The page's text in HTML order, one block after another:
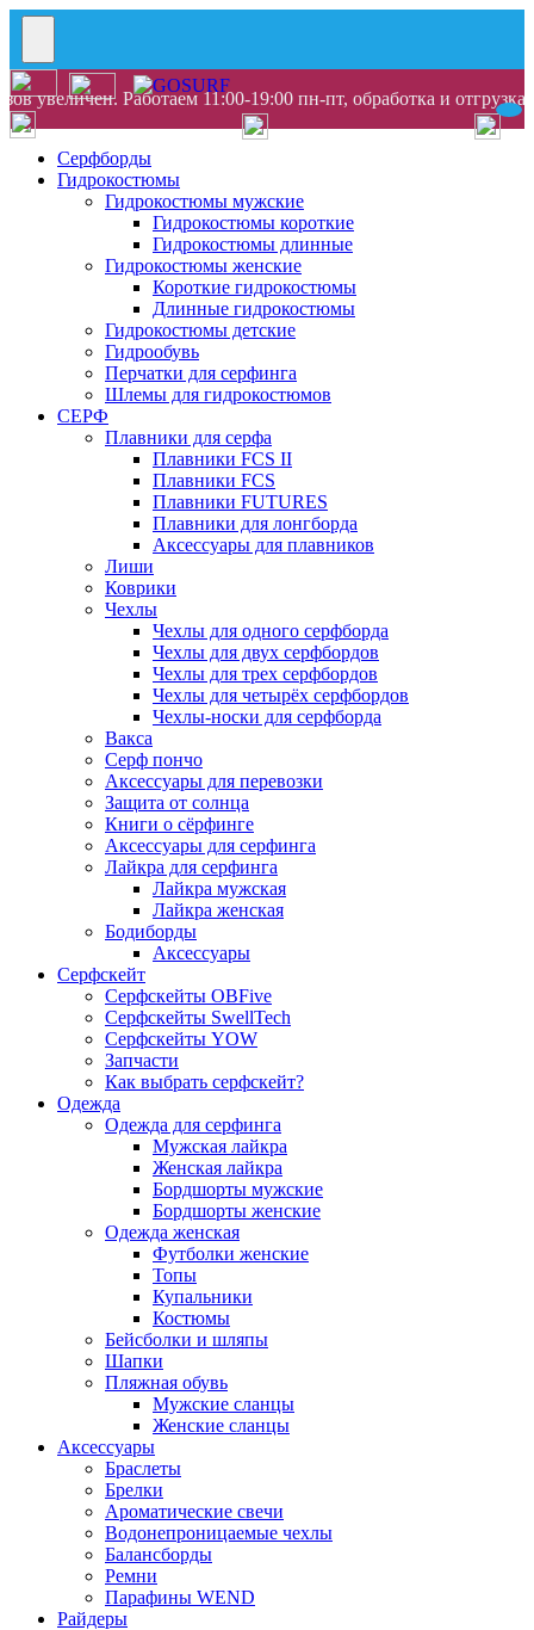
увеличен. Работаем 11:00-19:00 пн-пт, обработка и
Серфборды
Гидрокостюмы
Гидрокостюмы мужские
Гидрокостюмы короткие
Гидрокостюмы длинные
Гидрокостюмы женские
Короткие гидрокостюмы
Длинные гидрокостюмы
Гидрокостюмы детские
Гидрообувь
Перчатки для серфинга
Шлемы для гидрокостюмов
СЕРФ
Плавники для серфа
Плавники FCS II
Плавники FCS
Плавники FUTURES
Плавники для лонгборда
Аксессуары для плавников
Лиши
Коврики
Чехлы
Чехлы для одного серфборда
Чехлы для двух серфбордов
Чехлы для трех серфбордов
Чехлы для четырёх серфбордов
Чехлы-носки для серфборда
Вакса
Серф пончо
Аксессуары для перевозки
Защита от солнца
Книги о сёрфинге
Аксессуары для серфинга
Лайкра для серфинга
Лайкра мужская
Лайкра женская
Бодиборды
Аксессуары
Серфскейт
Серфскейты OBFive
Серфскейты SwellTech
Серфскейты YOW
Запчасти
Как выбрать серфскейт?
Одежда
Одежда для серфинга
Мужская лайкра
Женская лайкра
Бордшорты мужские
Бордшорты женские
Одежда женская
Футболки женские
Топы
Купальники
Костюмы
Бейсболки и шляпы
Шапки
Пляжная обувь
Мужские сланцы
Женские сланцы
Аксессуары
Браслеты
Брелки
Ароматические свечи
Водонепроницаемые чехлы
Балансборды
Ремни
Парафины WEND
Райдеры